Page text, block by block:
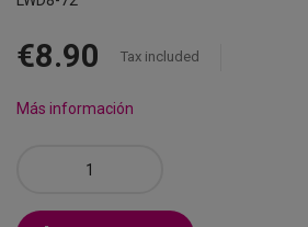
€8.90 Tax included
Más información